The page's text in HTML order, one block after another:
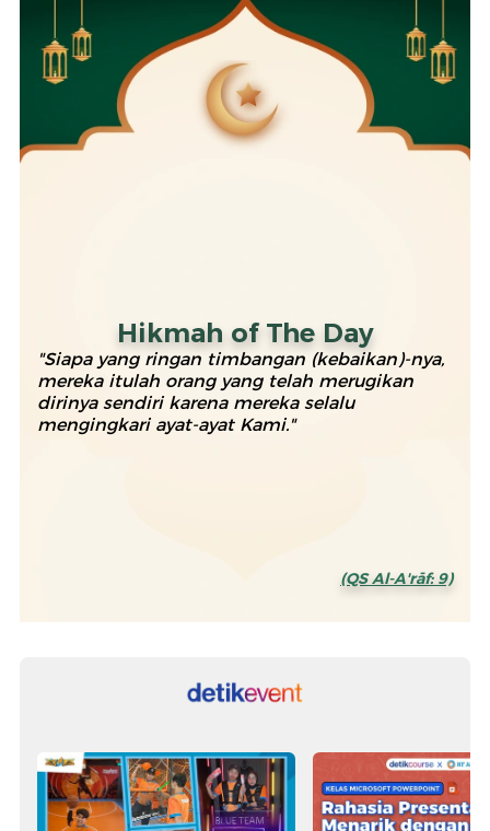
Hikmah of The Day
"Siapa yang ringan timbangan (kebaikan)-nya,
mereka itulah orang yang telah merugikan
dirinya sendiri karena mereka selalu
mengingkari ayat-ayat Kami."
(QS Al-A'rāf: 9)